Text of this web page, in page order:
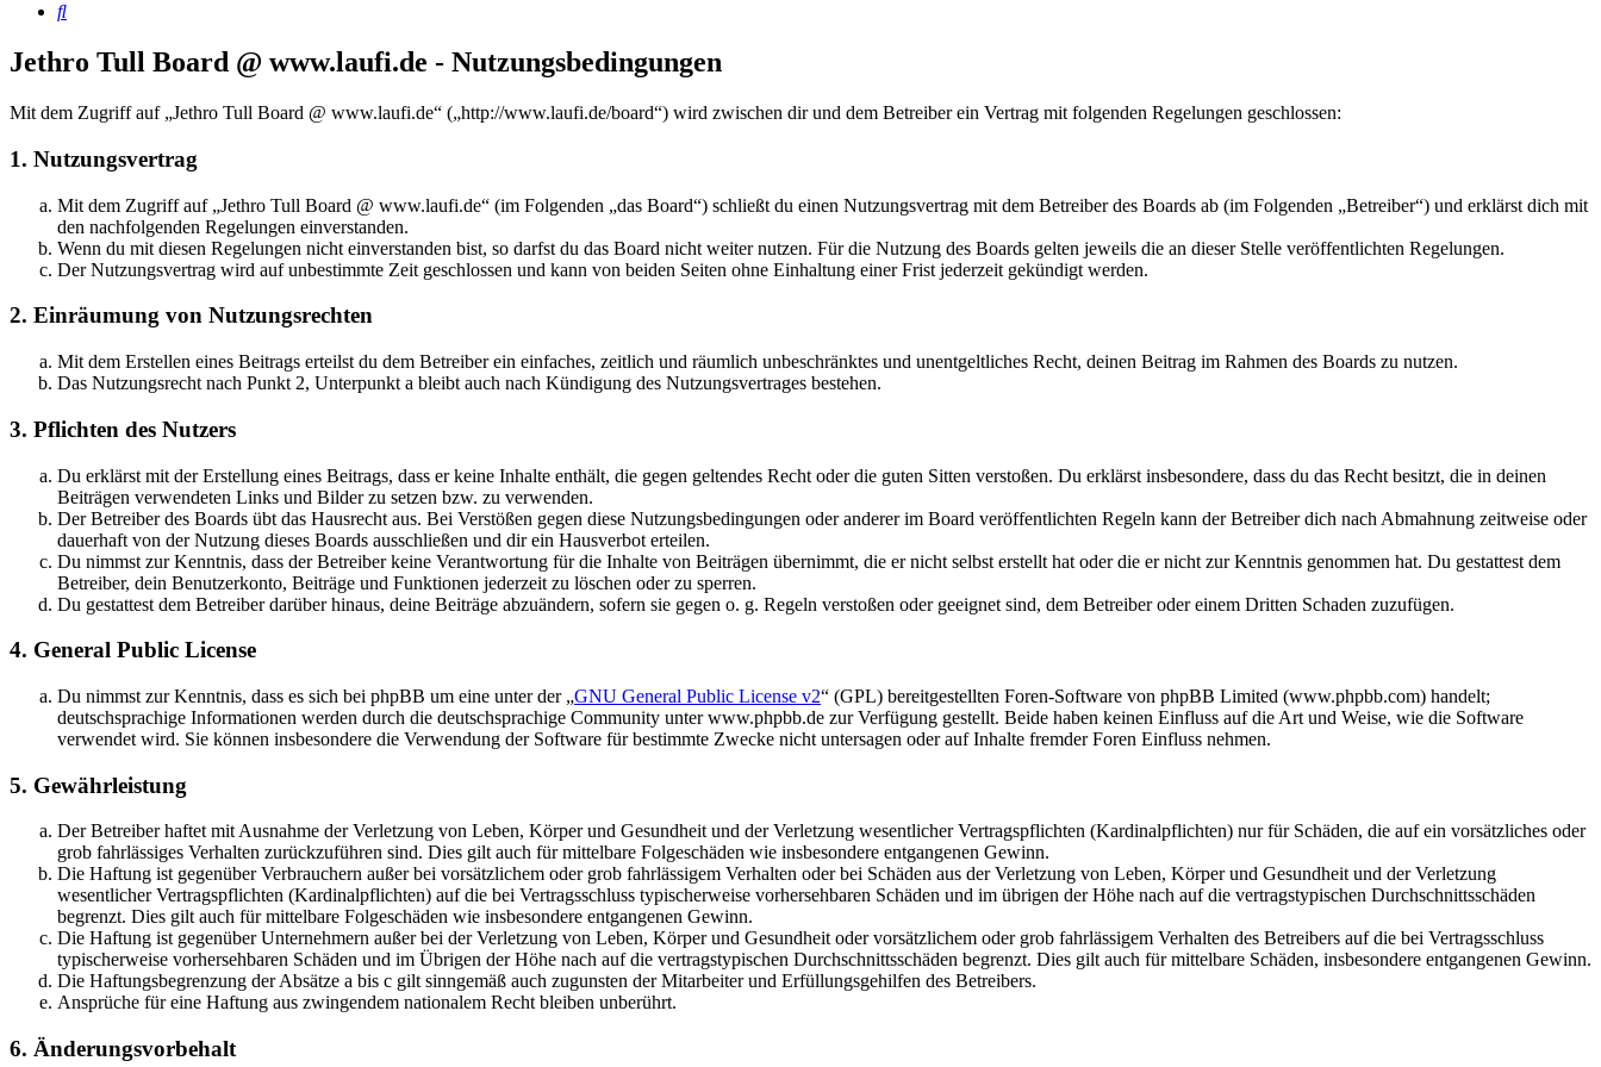
Suche
Jethro Tull Board @ www.laufi.de - Nutzungsbedingungen
Mit dem Zugriff auf „Jethro Tull Board @ www.laufi.de“ („http://www.laufi.de/board“) wird zwischen dir und dem Betreiber ein Vertrag mit folgenden Regelungen geschlossen:
1. Nutzungsvertrag
Mit dem Zugriff auf „Jethro Tull Board @ www.laufi.de“ (im Folgenden „das Board“) schließt du einen Nutzungsvertrag mit dem Betreiber des Boards ab (im Folgenden „Betreiber“) und erklärst dich mit
den nachfolgenden Regelungen einverstanden.
Wenn du mit diesen Regelungen nicht einverstanden bist, so darfst du das Board nicht weiter nutzen. Für die Nutzung des Boards gelten jeweils die an dieser Stelle veröffentlichten Regelungen.
Der Nutzungsvertrag wird auf unbestimmte Zeit geschlossen und kann von beiden Seiten ohne Einhaltung einer Frist jederzeit gekündigt werden.
2. Einräumung von Nutzungsrechten
Mit dem Erstellen eines Beitrags erteilst du dem Betreiber ein einfaches, zeitlich und räumlich unbeschränktes und unentgeltliches Recht, deinen Beitrag im Rahmen des Boards zu nutzen.
Das Nutzungsrecht nach Punkt 2, Unterpunkt a bleibt auch nach Kündigung des Nutzungsvertrages bestehen.
3. Pflichten des Nutzers
Du erklärst mit der Erstellung eines Beitrags, dass er keine Inhalte enthält, die gegen geltendes Recht oder die guten Sitten verstoßen. Du erklärst insbesondere, dass du das Recht besitzt, die in deinen
Beiträgen verwendeten Links und Bilder zu setzen bzw. zu verwenden.
Der Betreiber des Boards übt das Hausrecht aus. Bei Verstößen gegen diese Nutzungsbedingungen oder anderer im Board veröffentlichten Regeln kann der Betreiber dich nach Abmahnung zeitweise oder
dauerhaft von der Nutzung dieses Boards ausschließen und dir ein Hausverbot erteilen.
Du nimmst zur Kenntnis, dass der Betreiber keine Verantwortung für die Inhalte von Beiträgen übernimmt, die er nicht selbst erstellt hat oder die er nicht zur Kenntnis genommen hat. Du gestattest dem
Betreiber, dein Benutzerkonto, Beiträge und Funktionen jederzeit zu löschen oder zu sperren.
Du gestattest dem Betreiber darüber hinaus, deine Beiträge abzuändern, sofern sie gegen o. g. Regeln verstoßen oder geeignet sind, dem Betreiber oder einem Dritten Schaden zuzufügen.
4. General Public License
Du nimmst zur Kenntnis, dass es sich bei phpBB um eine unter der „GNU General Public License v2“ (GPL) bereitgestellten Foren-Software von phpBB Limited (www.phpbb.com) handelt;
deutschsprachige Informationen werden durch die deutschsprachige Community unter www.phpbb.de zur Verfügung gestellt. Beide haben keinen Einfluss auf die Art und Weise, wie die Software
verwendet wird. Sie können insbesondere die Verwendung der Software für bestimmte Zwecke nicht untersagen oder auf Inhalte fremder Foren Einfluss nehmen.
5. Gewährleistung
Der Betreiber haftet mit Ausnahme der Verletzung von Leben, Körper und Gesundheit und der Verletzung wesentlicher Vertragspflichten (Kardinalpflichten) nur für Schäden, die auf ein vorsätzliches oder
grob fahrlässiges Verhalten zurückzuführen sind. Dies gilt auch für mittelbare Folgeschäden wie insbesondere entgangenen Gewinn.
Die Haftung ist gegenüber Verbrauchern außer bei vorsätzlichem oder grob fahrlässigem Verhalten oder bei Schäden aus der Verletzung von Leben, Körper und Gesundheit und der Verletzung
wesentlicher Vertragspflichten (Kardinalpflichten) auf die bei Vertragsschluss typischerweise vorhersehbaren Schäden und im übrigen der Höhe nach auf die vertragstypischen Durchschnittsschäden
begrenzt. Dies gilt auch für mittelbare Folgeschäden wie insbesondere entgangenen Gewinn.
Die Haftung ist gegenüber Unternehmern außer bei der Verletzung von Leben, Körper und Gesundheit oder vorsätzlichem oder grob fahrlässigem Verhalten des Betreibers auf die bei Vertragsschluss
typischerweise vorhersehbaren Schäden und im Übrigen der Höhe nach auf die vertragstypischen Durchschnittsschäden begrenzt. Dies gilt auch für mittelbare Schäden, insbesondere entgangenen Gewinn.
Die Haftungsbegrenzung der Absätze a bis c gilt sinngemäß auch zugunsten der Mitarbeiter und Erfüllungsgehilfen des Betreibers.
Ansprüche für eine Haftung aus zwingendem nationalem Recht bleiben unberührt.
6. Änderungsvorbehalt